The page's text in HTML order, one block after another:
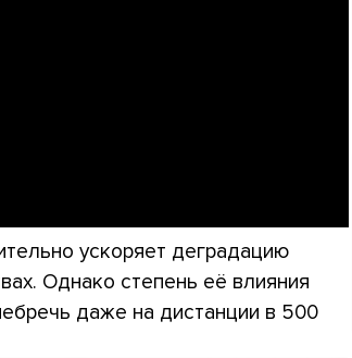
ускоряет деградацию
Однако степень её влияния
даже на дистанции в 500